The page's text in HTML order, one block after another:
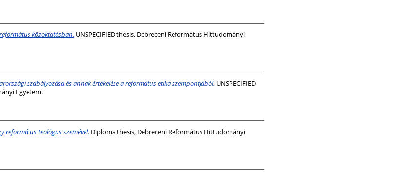
közoktatásban. UNSPECIFIED thesis, Debreceni Református Hittudományi
szabályozása és annak értékelése a református etika szempontjából. UNSPECIFIED
Egyetem.
református teológus szemével. Diploma thesis, Debreceni Református Hittudományi